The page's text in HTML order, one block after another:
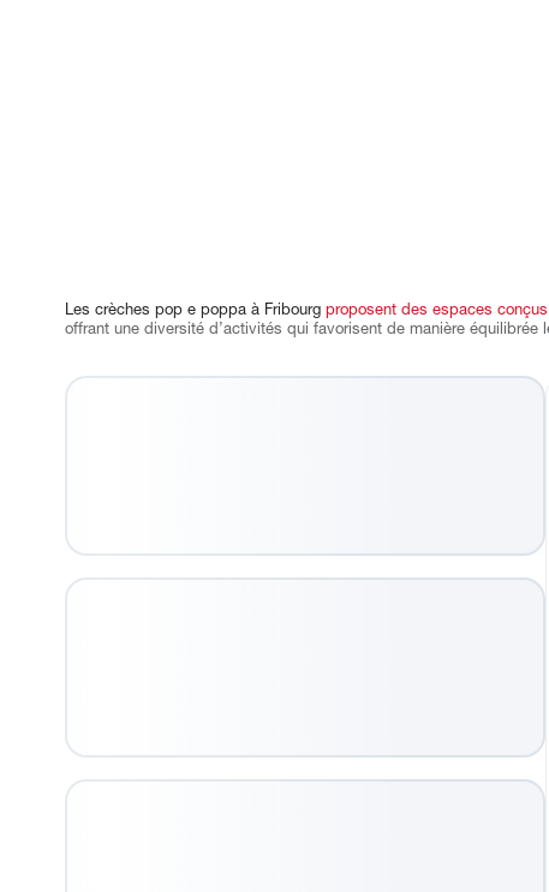
Les crèches pop e poppa à Fribourg proposent des espaces
offrant une diversité d’activités qui favorisent de manière équilibrée